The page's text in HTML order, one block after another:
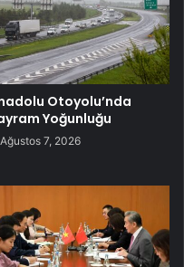
Otoyolu’nda
Yoğunluğu
Ağustos 7, 2026